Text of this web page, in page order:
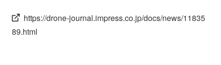
https://drone-journal.impress.co.jp/docs/news/11835
89.html